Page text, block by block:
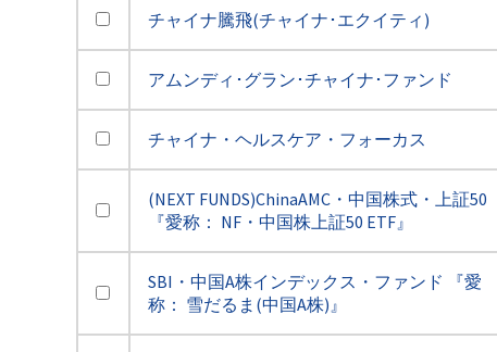
チャイナ騰飛(チャイナ･エクイティ)
アムンディ･グラン･チャイナ･ファンド
チャイナ・ヘルスケア・フォーカス
(NEXT FUNDS)ChinaAMC・中国株式・上証50
『愛称： NF・中国株上証50 ETF』
SBI・中国A株インデックス・ファンド 『愛
称： 雪だるま(中国A株)』